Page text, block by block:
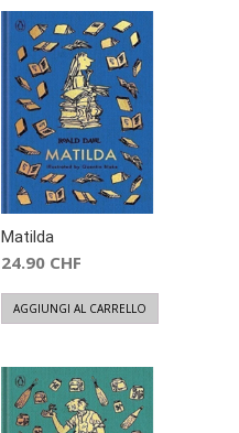
Matilda
24.90 CHF
AGGIUNGI AL CARRELLO